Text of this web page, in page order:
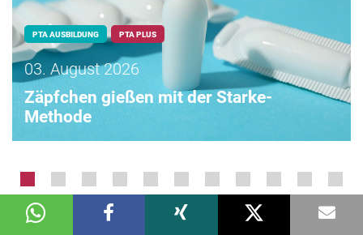
PTA AUSBILDUNG PTA PLUS
03. August 2026
Zäpfchen gießen mit der Starke-
Methode